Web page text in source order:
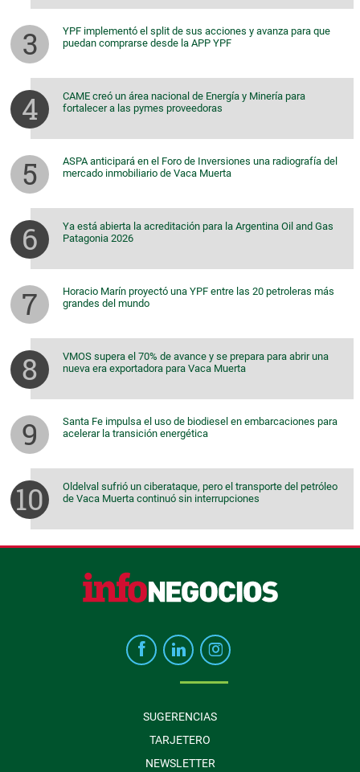
YPF implementó el split de sus acciones y avanza para que
puedan comprarse desde la APP YPF
CAME creó un área nacional de Energía y Minería para
fortalecer a las pymes proveedoras
ASPA anticipará en el Foro de Inversiones una radiografía del
mercado inmobiliario de Vaca Muerta
Ya está abierta la acreditación para la Argentina Oil and Gas
Patagonia 2026
Horacio Marín proyectó una YPF entre las 20 petroleras más
grandes del mundo
VMOS supera el 70% de avance y se prepara para abrir una
nueva era exportadora para Vaca Muerta
Santa Fe impulsa el uso de biodiesel en embarcaciones para
acelerar la transición energética
Oldelval sufrió un ciberataque, pero el transporte del petróleo
de Vaca Muerta continuó sin interrupciones
SUGERENCIAS
TARJETERO
NEWSLETTER